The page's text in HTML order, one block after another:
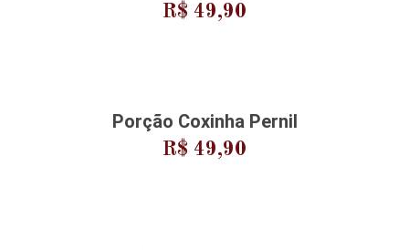
R$ 49,90
Porção Coxinha Pernil
R$ 49,90